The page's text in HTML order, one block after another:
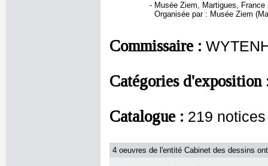
- Musée Ziem, Martigues,
Organisée par : Musée Ziem
Commissaire :
Catégories
Catalogue : 219
4 oeuvres de l'entité Cabinet des dessins